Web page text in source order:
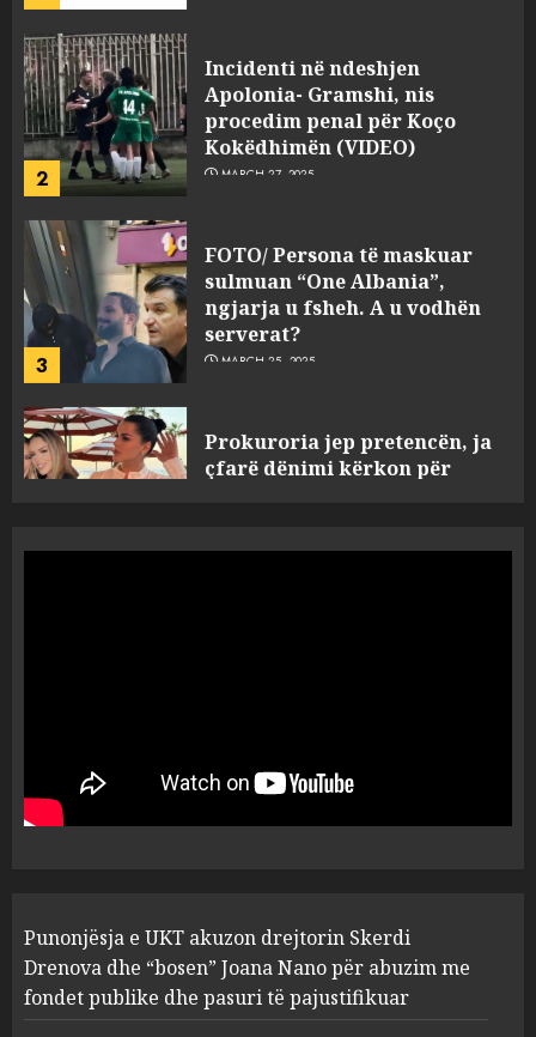
2
Kokëdhimën (VIDEO)
MARCH 27, 2025
3
FOTO/ Persona të maskuar
serverat?
MARCH 25, 2025
4
Prokuroria jep pretencën, ja
Berishën
MARCH 25, 2025
1
“bosen” Joana Nano për
abuzim me fondet publike dhe
pasuri të pajustifikuar
2
Apolonia- Gramshi, nis
procedim penal për Koço
Kokëdhimën (VIDEO)
MARCH 27, 2025
Punonjësja e UKT akuzon drejtorin Skerdi
Drenova dhe “bosen” Joana Nano për abuzim me
fondet publike dhe pasuri të pajustifikuar